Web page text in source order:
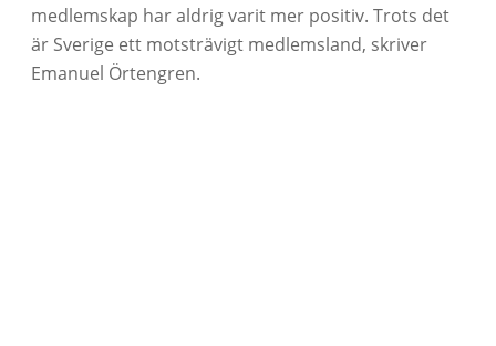
medlemskap har aldrig varit mer positiv. Trots det
är Sverige ett motsträvigt medlemsland, skriver
Emanuel Örtengren.